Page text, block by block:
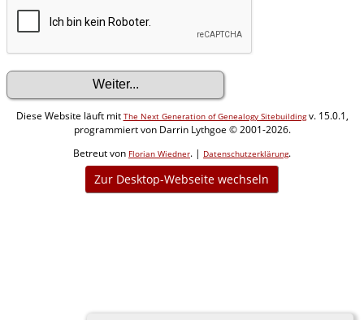
Diese Website läuft mit The Next Generation of Genealogy Sitebuildingv. 15.0.1,
programmiert von Darrin Lythgoe © 2001-2026.
Betreut von Florian Wiedner. | Datenschutzerklärung.
Zur Desktop-Webseite wechseln